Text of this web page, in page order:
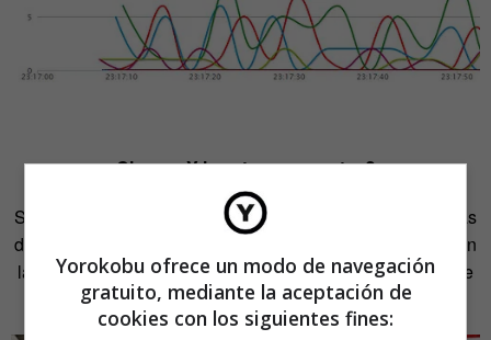
Cinco: ¿Y las otras encuestas?
Según
este reportaje de elpais.com
, mientras las encuestas
del ‘mundo real’ coinciden en señalar un claro vencedor, en
las redes sociales la cosa no está tan clara: los equipos de
PSOE y PP empatan en la gestión de su imagen online.
Yorokobu ofrece un modo de navegación
gratuito, mediante la aceptación de
cookies con los siguientes fines: